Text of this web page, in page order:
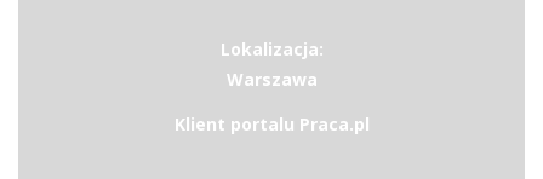
Lokalizacja:
Warszawa
Klient portalu Praca.pl